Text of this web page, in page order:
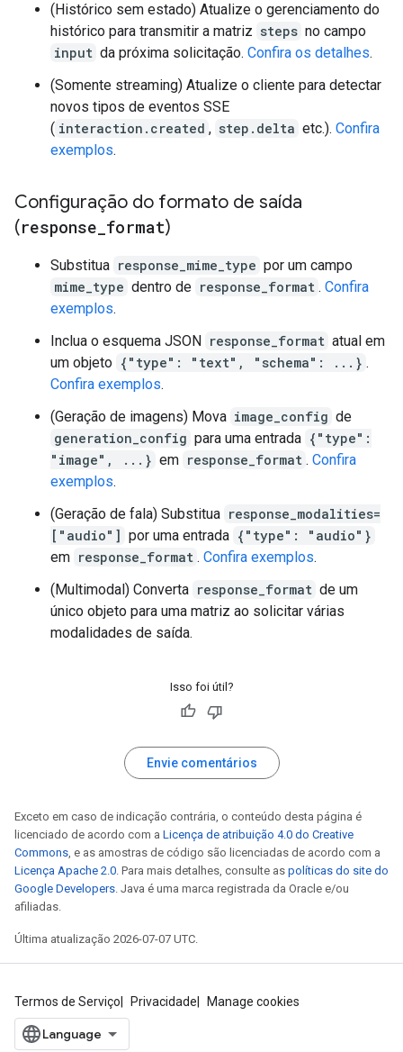
(Histórico sem estado) Atualize o gerenciamento do
histórico para transmitir a matriz steps no campo
input da próxima solicitação. Confira os detalhes.
(Somente streaming) Atualize o cliente para detectar
novos tipos de eventos SSE
( interaction.created , step.delta etc.). Confira
exemplos.
Configuração do formato de saída
(response format)
Substitua response_mime_type por um campo
mime_type dentro de response_format . Confira
exemplos.
Inclua o esquema JSON response_format atual em
um objeto {"type": "text", "schema": ...} .
Confira exemplos.
(Geração de imagens) Mova image_config de
generation_config para uma entrada {"type":
"image", ...} em response_format . Confira
exemplos.
(Geração de fala) Substitua response_modalities=
["audio"] por uma entrada {"type": "audio"}
em response_format . Confira exemplos.
(Multimodal) Converta response_format de um
único objeto para uma matriz ao solicitar várias
modalidades de saída.
Isso foi útil?
Envie comentários
Exceto em caso de indicação contrária, o conteúdo desta página é
licenciado de acordo com a Licença de atribuição 4.0 do Creative
Commons, e as amostras de código são licenciadas de acordo com a
Licença Apache 2.0. Para mais detalhes, consulte as políticas do site do
Google Developers. Java é uma marca registrada da Oracle e/ou
afiliadas.
Última atualização 2026-07-07 UTC.
Termos de Serviço Privacidade Manage cookies